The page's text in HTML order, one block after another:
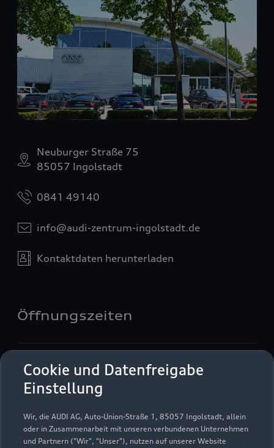
Cookie und Datenfreigabe
Einstellung
Wir, die AUDI AG, Auto-Union-Straße 1, 85057 Ingolstadt, allein
oder in Zusammenarbeit mit unseren verbundenen Unternehmen
und Partnern ("Wir", "Unser"), nutzen auf unserer Website
Neuburger Straße 75
85057 Ingolstadt
0841 49140
info@audi-zentrum-ingolstadt.de
Kontaktdaten herunterladen
Öffnungszeiten
Geschlossen ,öffnet am Montag 08:00
Geschlossen ,öffnet am Montag 06:00